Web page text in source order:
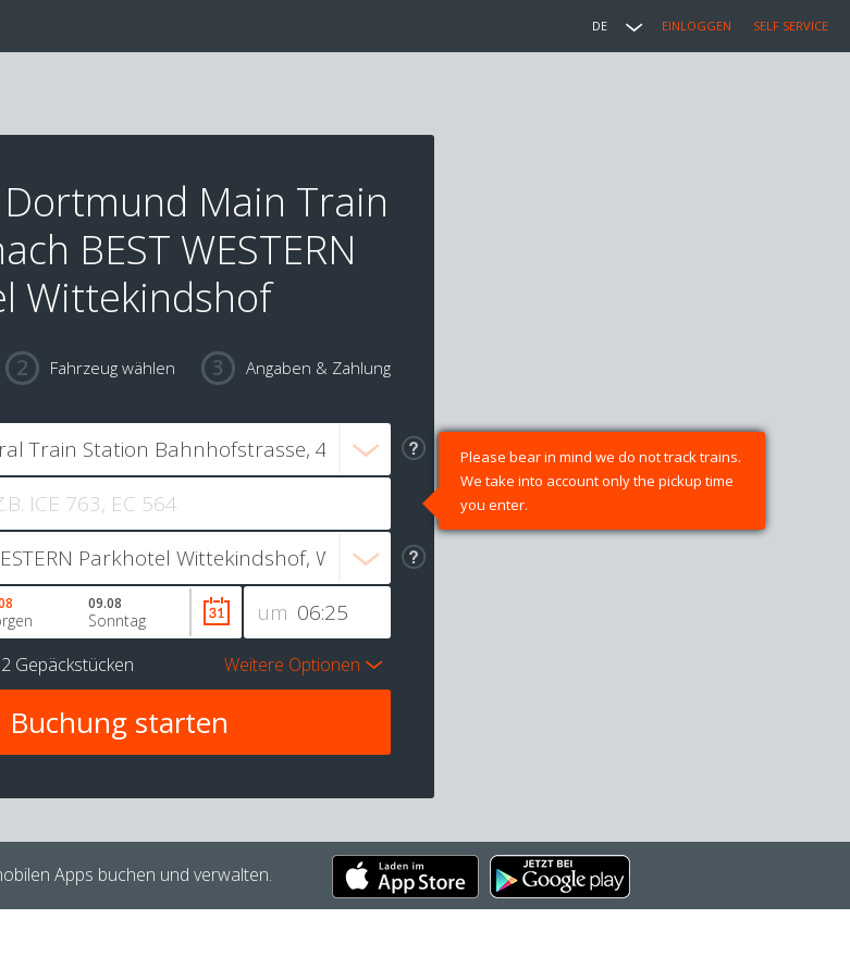
DE EINLOGGEN SELF SERVICE
Main Train
BEST WESTERN
Wittekindshof
Fahrzeug wählen Angaben & Zahlung
Please bear in mind we do not track trains.
We take into account only the pickup time
you enter.
um
09.08
Sonntag
2 Gepäckstücken Weitere Optionen
Apps buchen und verwalten.